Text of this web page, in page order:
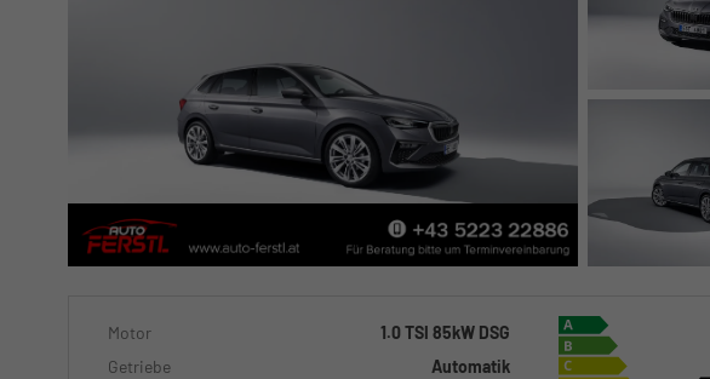
Motor
1.0 TSI 85kW DSG
Getriebe
Automatik